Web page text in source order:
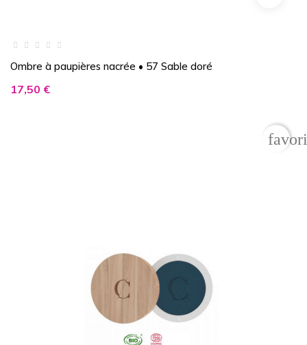
Ombre à paupières nacrée • 57 Sable doré
Prix
17,50 €